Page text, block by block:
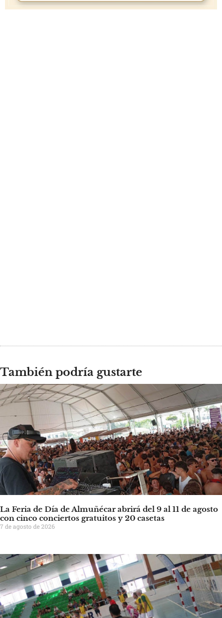
También podría gustarte
La Feria de Día de Almuñécar abrirá del 9 al 11 de agosto
con cinco conciertos gratuitos y 20 casetas
7 de agosto de 2026